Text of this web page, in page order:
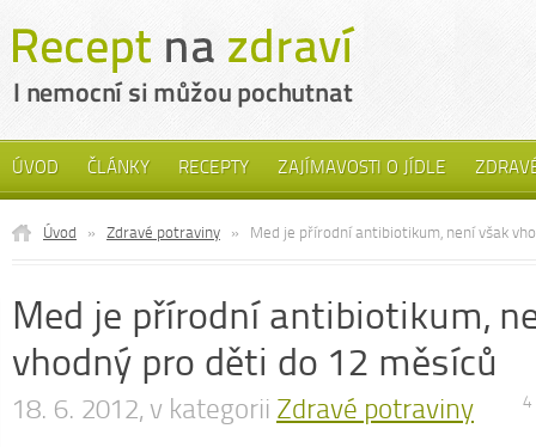
ÚVOD ČLÁNKY RECEPTY ZAJÍMAVOSTI O JÍDLE
Úvod » Zdravé potraviny » Med je přírodní antibiotikum, není však
Med je přírodní antibiotikum,
vhodný pro děti do 12 měsíců
18. 6. 2012, v kategorii Zdravé potraviny 4